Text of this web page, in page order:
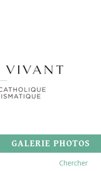
GALERIE PHOTOS